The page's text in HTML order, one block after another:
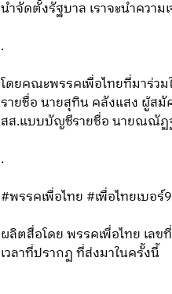
นำจัดตั้งรัฐบาล เราจะนำควา
.
โดยคณะพรรคเพื่อไทยที่มาร่ว
รายชื่อ นายสุทิน คลังแสง ผู้ส
สส.แบบบัญชีรายชื่อ นายณณัฏ
.
#พรรคเพื่อไทย #เพื่อไทยเบอ
ผลิตสื่อโดย พรรคเพื่อไทย เล
เวลาที่ปรากฏ ที่ส่งมาในครั้งนี้